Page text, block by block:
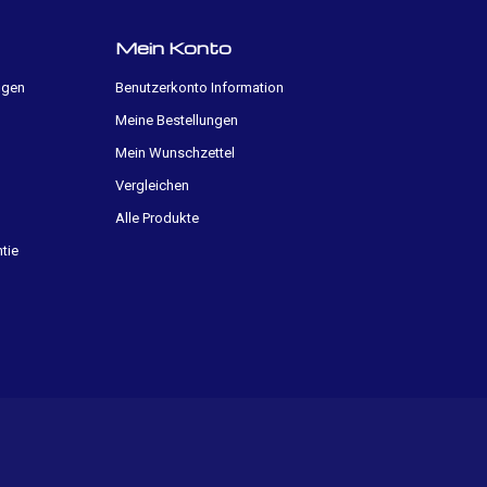
Mein Konto
Benutzerkonto Information
Meine Bestellungen
Mein Wunschzettel
Vergleichen
Alle Produkte